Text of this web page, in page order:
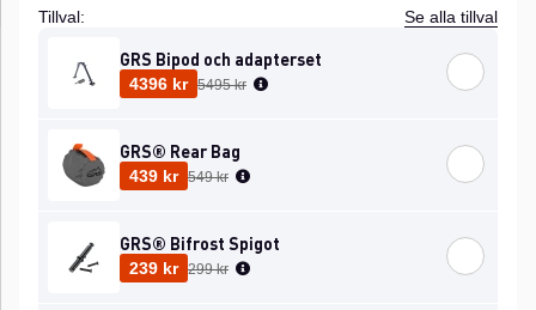
Tillval:
Se alla tillval
GRS Bipod och adapterset
4396 kr
Ordinarie pris:
5495 kr
GRS® Rear Bag
439 kr
Ordinarie pris:
549 kr
GRS® Bifrost Spigot
239 kr
Ordinarie pris:
299 kr